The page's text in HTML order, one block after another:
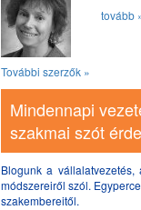
tovább
További szerzők »
Mindennapi
szakmai szót
Blogunk a
módszereiről szól.
szakembereitől.